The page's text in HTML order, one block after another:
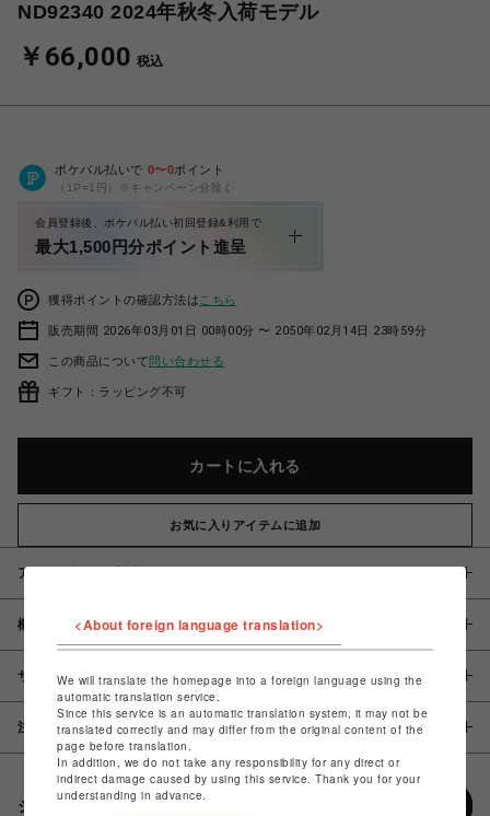
ND92340 2024年秋冬入荷モデル
￥66,000 税込
ポケパル払いで 0〜0ポイント
（1P=1円）※キャンペーン分除く
会員登録後、ポケパル払い初回登録&利用で
最大1,500円分ポイント進呈
獲得ポイントの確認方法は こちら
販売期間 2026年03月01日 00時00分 〜 2050年02月14日 23時59分
この商品について問い合わせる
ギフト：ラッピング不可
カートに入れる
お気に入りアイテムに追加
アイテム説明 / 素材
概要
サイズ
注意事項
シェアする
<About foreign language translation>
We will translate the homepage into a foreign language using the
automatic translation service.
Since this service is an automatic translation system, it may not be
translated correctly and may differ from the original content of the
page before translation.
In addition, we do not take any responsibility for any direct or
indirect damage caused by using this service. Thank you for your
understanding in advance.